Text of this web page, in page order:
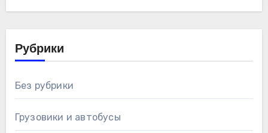
Рубрики
Без рубрики
Грузовики и автобусы